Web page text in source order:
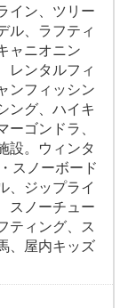
イン、ツリー
ル、ラフティ
ャニオニン
レンタルフィ
ンフィッシン
ング、ハイキ
ゴンドラ、
設。ウィンタ
スノーボード
、ジップライ
スノーチュー
ティング、ス
、屋内キッズ